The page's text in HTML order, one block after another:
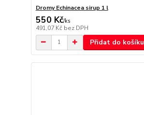
Dromy Echinacea sirup 1 l
550 Kč/ks
491,07 Kč bez DPH
Přidat do košíku